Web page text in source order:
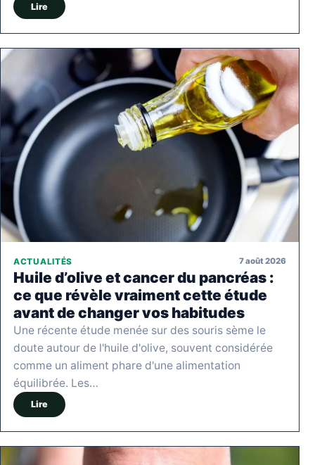
Lire
ACTUALITÉS 7 août 2026
Huile d’olive et cancer du pancréas :
ce que révèle vraiment cette étude
avant de changer vos habitudes
Une récente étude menée sur des souris sème le
doute autour de l'huile d'olive, souvent considérée
comme un aliment phare d'une alimentation
équilibrée. Les…
Lire